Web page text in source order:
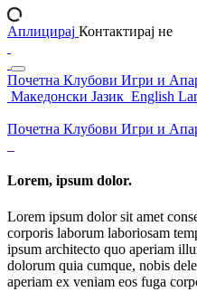
Аплицирај Контактирај не
Почетна Клубови Игри и
Македонски Јазик English
Почетна Клубови Игри и
Lorem, ipsum dolor.
Lorem ipsum dolor sit amet
corporis laborum laboriosam
ipsum architecto quo aperiam
dolorum quia cumque, nobis
aperiam ex veniam eos fuga